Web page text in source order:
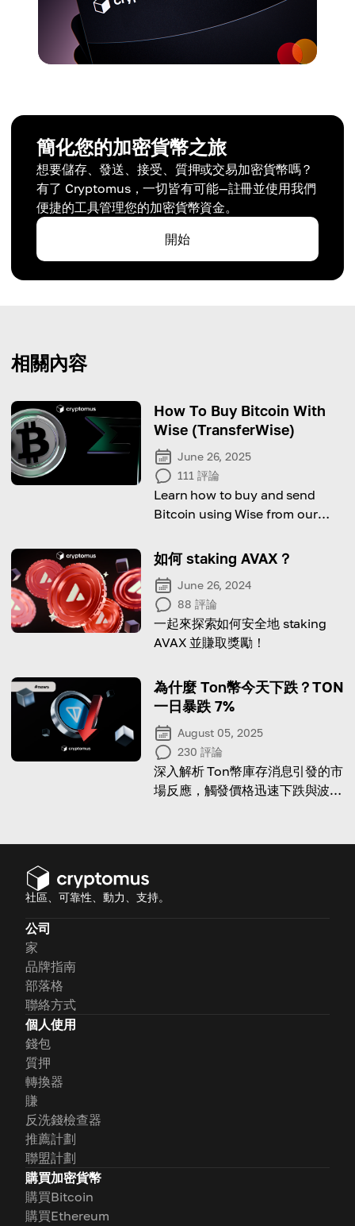
簡化您的加密貨幣之旅
想要儲存、發送、接受、質押或交易加密貨幣嗎？
有了 Cryptomus，一切皆有可能—註冊並使用我們
便捷的工具管理您的加密貨幣資金。
開始
相關內容
How To Buy Bitcoin With
Wise (TransferWise)
June 26, 2025
111 評論
Learn how to buy and send
Bitcoin using Wise from our
如何 staking AVAX？
June 26, 2024
88 評論
一起來探索如何安全地 staking
AVAX 並賺取獎勵！
為什麼 Ton幣今天下跌？TON
一日暴跌 7%
August 05, 2025
230 評論
深入解析 Ton幣庫存消息引發的市
場反應，觸發價格迅速下跌與波動
社區、可靠性、動力、支持。
公司
家
品牌指南
部落格
聯絡方式
個人使用
錢包
質押
轉換器
賺
反洗錢檢查器
推薦計劃
聯盟計劃
購買加密貨幣
購買Bitcoin
購買Ethereum